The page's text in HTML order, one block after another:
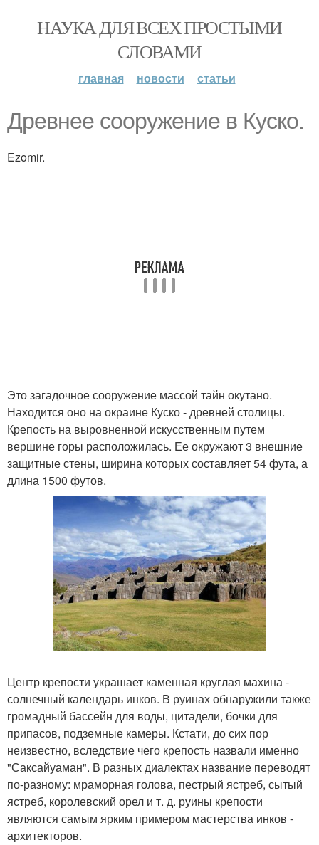
НАУКА ДЛЯ ВСЕХ ПРОСТЫМИ
СЛОВАМИ
главная новости статьи
Древнее сооружение в Куско.
Ezomir.
Это загадочное сооружение массой тайн окутано.
Находится оно на окраине Куско - древней столицы.
Крепость на выровненной искусственным путем
вершине горы расположилась. Ее окружают 3 внешние
защитные стены, ширина которых составляет 54 фута, а
длина 1500 футов.
Центр крепости украшает каменная круглая махина -
солнечный календарь инков. В руинах обнаружили также
громадный бассейн для воды, цитадели, бочки для
припасов, подземные камеры. Кстати, до сих пор
неизвестно, вследствие чего крепость назвали именно
"Саксайуаман". В разных диалектах название переводят
по-разному: мраморная голова, пестрый ястреб, сытый
ястреб, королевский орел и т. д. руины крепости
являются самым ярким примером мастерства инков -
архитекторов.